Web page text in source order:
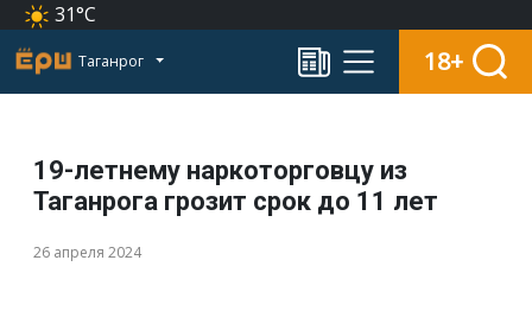
31°C
Таганрог 18+
19-летнему наркоторговцу из
Таганрога грозит срок до 11 лет
26 апреля 2024